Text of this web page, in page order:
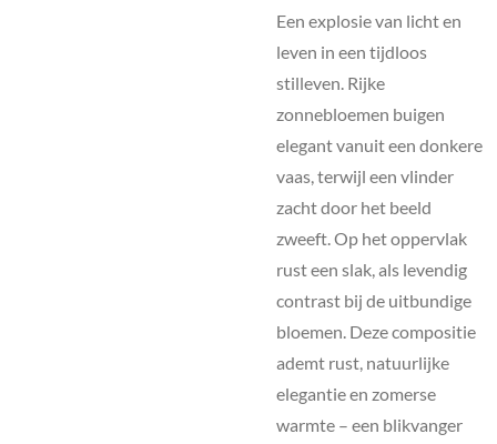
Een explosie van licht en
leven in een tijdloos
stilleven. Rijke
zonnebloemen buigen
elegant vanuit een donkere
vaas, terwijl een vlinder
zacht door het beeld
zweeft. Op het oppervlak
rust een slak, als levendig
contrast bij de uitbundige
bloemen. Deze compositie
ademt rust, natuurlijke
elegantie en zomerse
warmte – een blikvanger